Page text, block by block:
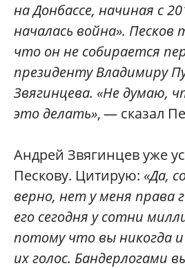
на Донбассе, начиная с
началась война». Песков
что он не собирается
президенту Владимиру
Звягинцева. «Не думаю,
это делать», — сказал
Андрей Звягинцев уже
Пескову. Цитирую: «Да,
верно, нет у меня права
его сегодня у сотни
потому что вы никогда
их голос. Бандерлогами